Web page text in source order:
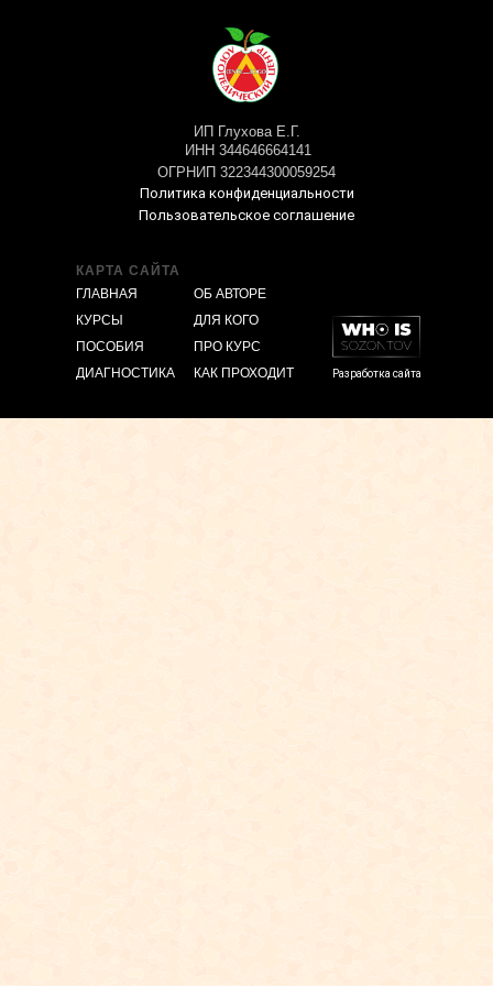
ИП Глухова Е.Г.
Политика конфиденциальности
Пользовательское соглашение
ИНН 344646664141
ОГРНИП 322344300059254
КАРТА САЙТА
ГЛАВНАЯ
КУРСЫ
ПОСОБИЯ
ДИАГНОСТИКА
ОБ АВТОРЕ
ДЛЯ КОГО
ПРО КУРС
КАК ПРОХОДИТ
Разработка сайта